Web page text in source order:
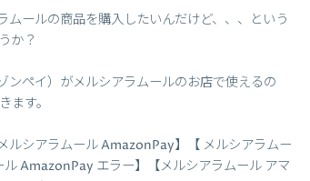
ールの商品を購入したいんだけど、、、という
か？
ペイ）がメルシアラムールのお店で使えるの
ます。
ルシアラムール AmazonPay】【 メルシアラムー
AmazonPay エラー】【メルシアラムール アマ